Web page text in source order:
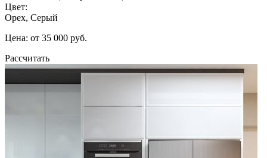
Цвет:
Орех, Серый
Цена: от 35 000 руб.
Рассчитать